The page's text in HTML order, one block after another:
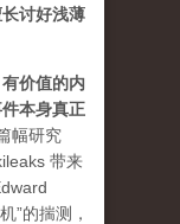
讨好浅薄
价值的内
本身真正
幅研究
带来
”的揣测，